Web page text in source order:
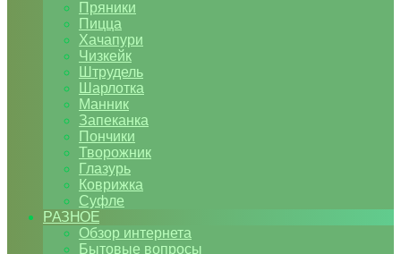
Пряники
Пицца
Хачапури
Чизкейк
Штрудель
Шарлотка
Манник
Запеканка
Пончики
Творожник
Глазурь
Коврижка
Суфле
РАЗНОЕ
Обзор интернета
Бытовые вопросы